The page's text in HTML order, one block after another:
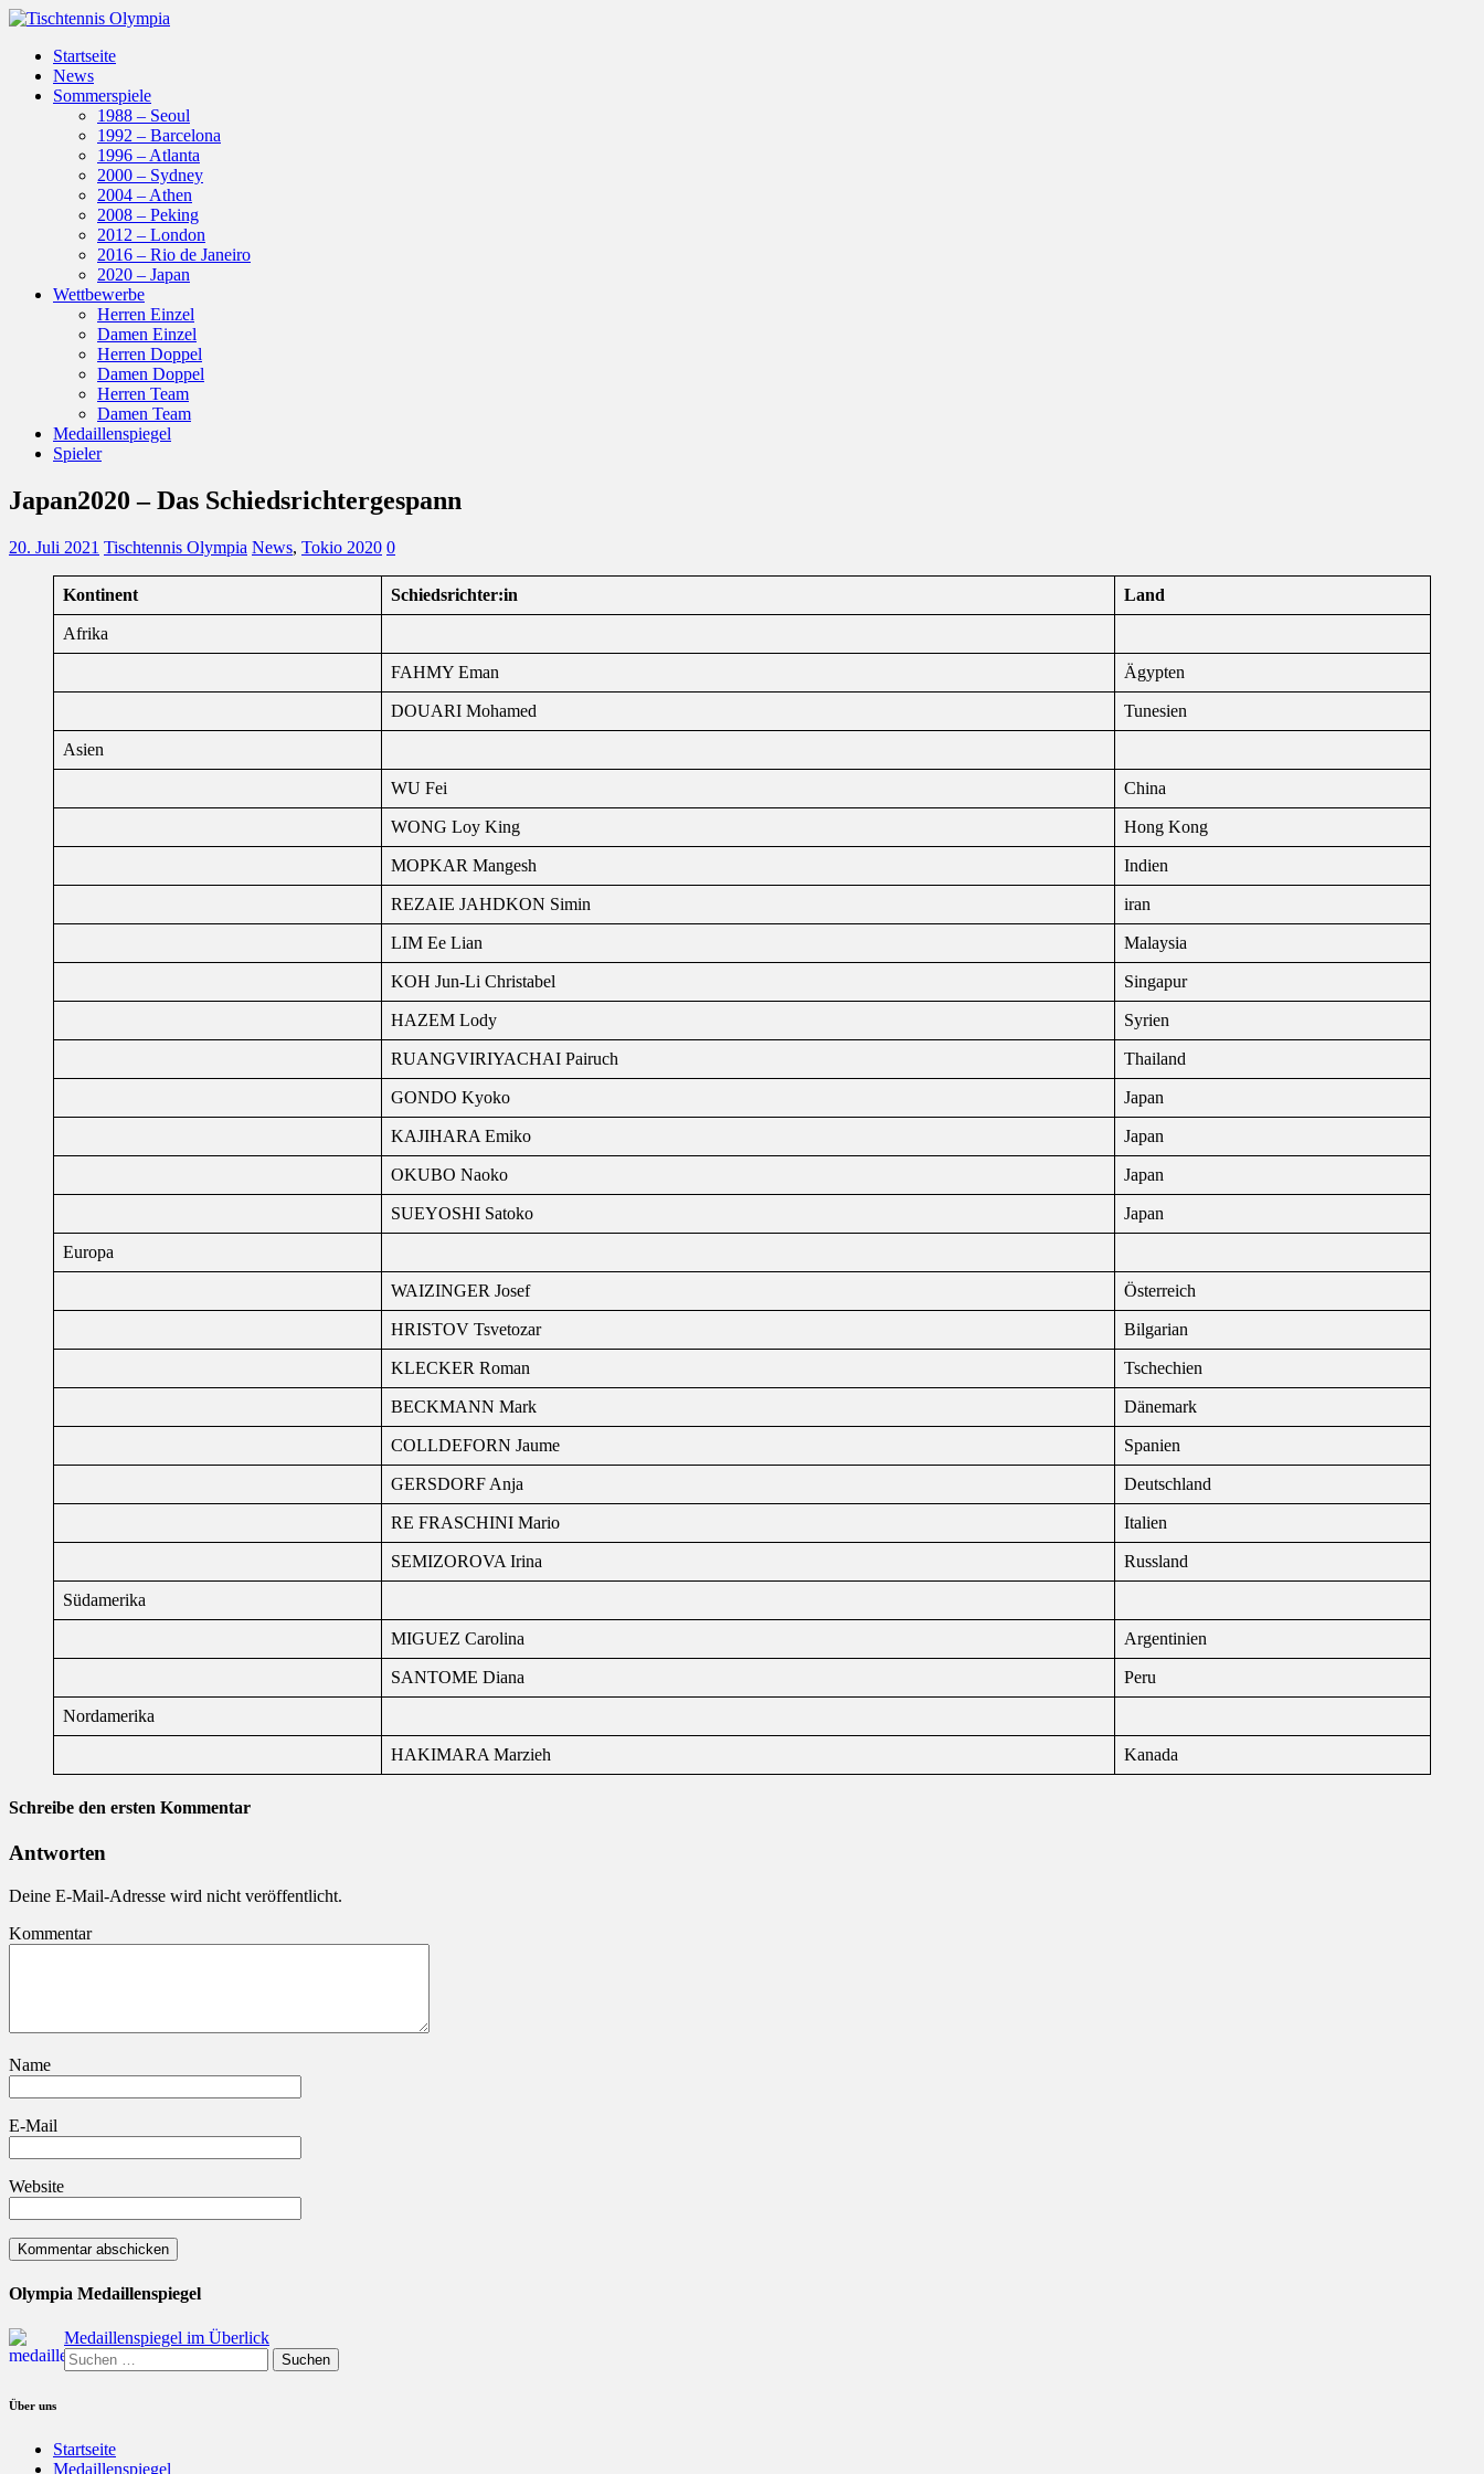
Startseite
News
Sommerspiele
1988 – Seoul
1992 – Barcelona
1996 – Atlanta
2000 – Sydney
2004 – Athen
2008 – Peking
2012 – London
2016 – Rio de Janeiro
2020 – Japan
Wettbewerbe
Herren Einzel
Damen Einzel
Herren Doppel
Damen Doppel
Herren Team
Damen Team
Medaillenspiegel
Spieler
Japan2020 – Das Schiedsrichtergespann
20. Juli 2021 Tischtennis Olympia News, Tokio 2020 0
Kontinent Schiedsrichter:in Land
Afrika
FAHMY Eman Ägypten
DOUARI Mohamed Tunesien
Asien
WU Fei China
WONG Loy King Hong Kong
MOPKAR Mangesh Indien
REZAIE JAHDKON Simin iran
LIM Ee Lian Malaysia
KOH Jun-Li Christabel Singapur
HAZEM Lody Syrien
RUANGVIRIYACHAI Pairuch Thailand
GONDO Kyoko Japan
KAJIHARA Emiko Japan
OKUBO Naoko Japan
SUEYOSHI Satoko Japan
Europa
WAIZINGER Josef Österreich
HRISTOV Tsvetozar Bilgarian
KLECKER Roman Tschechien
BECKMANN Mark Dänemark
COLLDEFORN Jaume Spanien
GERSDORF Anja Deutschland
RE FRASCHINI Mario Italien
SEMIZOROVA Irina Russland
Südamerika
MIGUEZ Carolina Argentinien
SANTOME Diana Peru
Nordamerika
HAKIMARA Marzieh Kanada
Schreibe den ersten Kommentar
Antworten
Deine E-Mail-Adresse wird nicht veröffentlicht.
Kommentar
Name
E-Mail
Website
Olympia Medaillenspiegel
Medaillenspiegel im Überlick
Über uns
Startseite
Medaillenspiegel